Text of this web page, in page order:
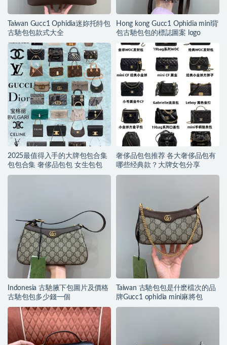
Taiwan Gucc1 Ophidia迷妳托特包
古馳包包款式大全
Hong kong Gucc1 Ophidia mini背
包古馳包包的標誌圖案 logo
2025最值得入手的大牌包包合集
包包合集 奢侈品包包 女生包包
奢侈品包包推荐 各大奢侈品包有
哪些经典款？大牌女包分享
Indonesia 古馳腋下包圖片及價格
古馳包包多少錢一個
Taiwan 古馳包包是什麽檔次的品
牌Gucc1 ophidia mini麻將包